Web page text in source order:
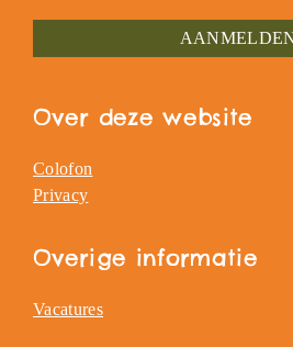
Over deze website
Colofon
Privacy
Overige informatie
Vacatures